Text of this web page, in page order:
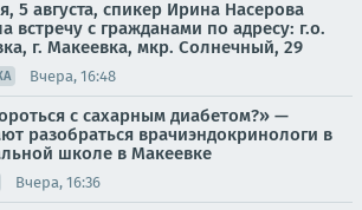
5 августа, спикер Ирина Насерова
встречу с гражданами по адресу: г.о.
г. Макеевка, мкр. Солнечный, 29
Вчера, 16:48
с сахарным диабетом?» —
разобраться врачиэндокринологи в
школе в Макеевке
Вчера, 16:36